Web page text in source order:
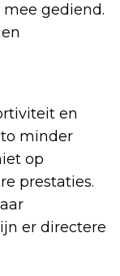
gediend.
en
minder
op
prestaties.
er directere